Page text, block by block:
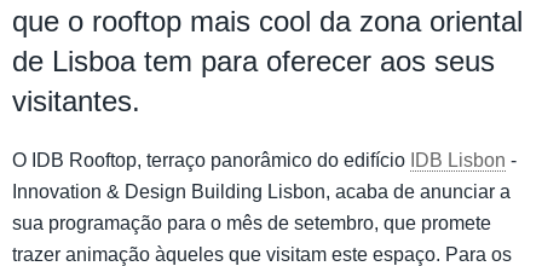
que o rooftop mais cool da zona oriental
de Lisboa tem para oferecer aos seus
visitantes.
O IDB Rooftop, terraço panorâmico do edifício IDB Lisbon -
Innovation & Design Building Lisbon, acaba de anunciar a
sua programação para o mês de setembro, que promete
trazer animação àqueles que visitam este espaço. Para os